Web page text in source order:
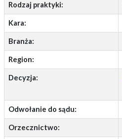
Rodzaj praktyki:
Kara:
Branża:
Region:
Decyzja:
Odwołanie do sądu:
Orzecznictwo: